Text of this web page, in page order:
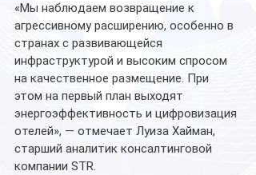
«Мы наблюдаем возвращение к
агрессивному расширению, особенно в
странах с развивающейся
инфраструктурой и высоким спросом
на качественное размещение. При
этом на первый план выходят
энергоэффективность и цифровизация
отелей», — отмечает Луиза Хайман,
старший аналитик консалтинговой
компании STR.